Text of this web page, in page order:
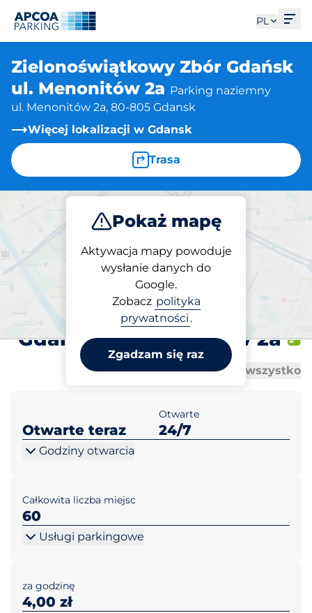
PL
Zielonoświątkowy Zbór Gdańsk
ul. Menonitów 2a Parking naziemny
ul. Menonitów 2a, 80-805 Gdansk
Więcej lokalizacji w Gdansk
Trasa
Pokaż mapę
Aktywacja mapy powoduje
wysłanie danych do
Google.
Zobacz polityka
prywatności .
Zgadzam się raz
Parkuj
Parking na miejscu
Zielonoświątkowy Zbór
Gdańsk ul. Menonitów 2a
Otwórz wszystkoZamknij wszystko
Otwarte teraz
Otwarte
24/7
Godziny otwarcia
Całkowita liczba miejsc
60
Usługi parkingowe
za godzinę
4,00 zł